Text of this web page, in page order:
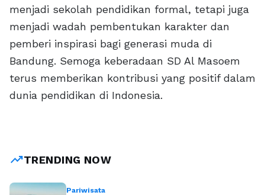
menjadi sekolah pendidikan formal, tetapi juga
menjadi wadah pembentukan karakter dan
pemberi inspirasi bagi generasi muda di
Bandung. Semoga keberadaan SD Al Masoem
terus memberikan kontribusi yang positif dalam
dunia pendidikan di Indonesia.
trending_upTRENDING NOW
Pariwisata